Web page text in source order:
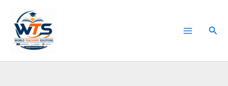
content